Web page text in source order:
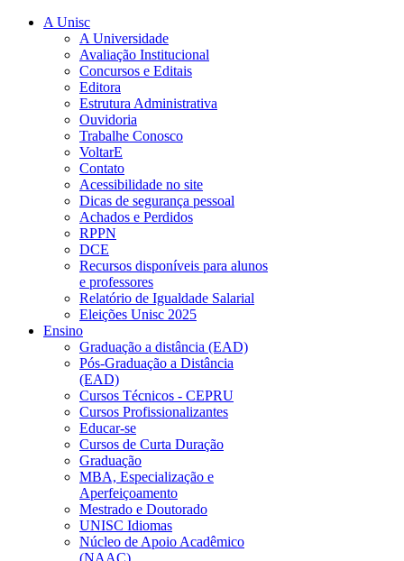
A Unisc
A Universidade
Avaliação Institucional
Concursos e Editais
Editora
Estrutura Administrativa
Ouvidoria
Trabalhe Conosco
VoltarE
Contato
Acessibilidade no site
Dicas de segurança pessoal
Achados e Perdidos
RPPN
DCE
Recursos disponíveis para alunos
e professores
Relatório de Igualdade Salarial
Eleições Unisc 2025
Ensino
Graduação a distância (EAD)
Pós-Graduação a Distância
(EAD)
Cursos Técnicos - CEPRU
Cursos Profissionalizantes
Educar-se
Cursos de Curta Duração
Graduação
MBA, Especialização e
Aperfeiçoamento
Mestrado e Doutorado
UNISC Idiomas
Núcleo de Apoio Acadêmico
(NAAC)